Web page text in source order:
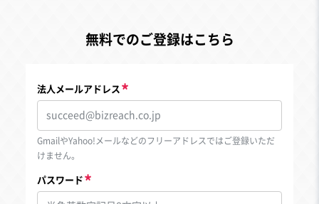
無料でのご登録はこちら
法人メールアドレス
GmailやYahoo!メールなどのフリーアドレスではご登録いただ
けません。
パスワード